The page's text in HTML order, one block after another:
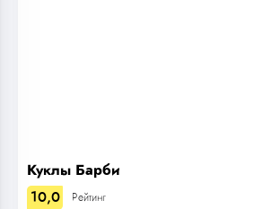
Куклы Барби
Рейтинг
10,0